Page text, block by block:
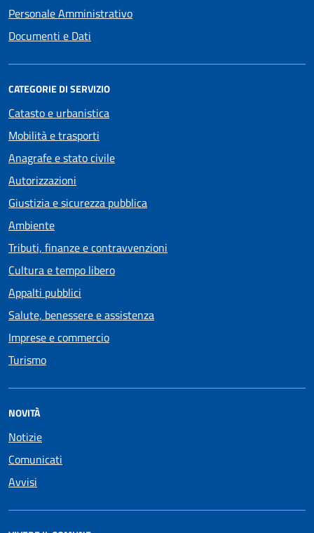
Personale Amministrativo
Documenti e Dati
CATEGORIE DI SERVIZIO
Catasto e urbanistica
Mobilità e trasporti
Anagrafe e stato civile
Autorizzazioni
Giustizia e sicurezza pubblica
Ambiente
Tributi, finanze e contravvenzioni
Cultura e tempo libero
Appalti pubblici
Salute, benessere e assistenza
Imprese e commercio
Turismo
NOVITÀ
Notizie
Comunicati
Avvisi